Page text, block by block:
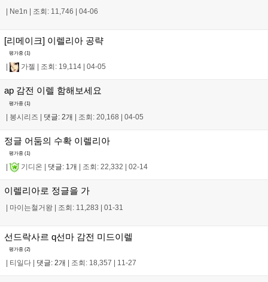
Ne1n 조회: 11,746 04-06
[리메이크] 이렐리아 공략
평가중 (1)
가젤 조회: 19,114 04-05
ap 감전 이렐 함해보세요
평가중 (1)
| 봉시리즈 | 댓글: 2개 | 조회: 20,168 | 04-05
정글 어둠의 수확 이렐리아
평가중 (1)
기디온 댓글: 1개 조회: 22,332 02-14
이렐리아로 정글을 가
마이는철거왕 조회: 11,283 01-31
선드락사르 q선마 감전 미드이렐
평가중 (2)
티일다 댓글: 2개 조회: 18,357 11-27